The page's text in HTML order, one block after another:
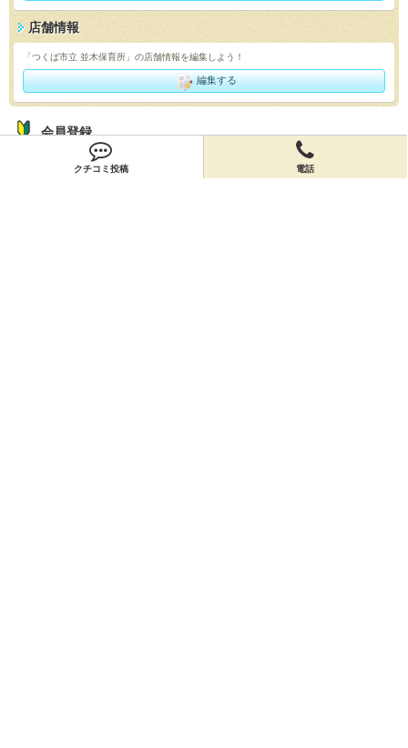
クチコミ投稿 電話
店舗情報
「つくば市立 並木保育所」の店舗情報を編集しよう！
編集する
会員登録